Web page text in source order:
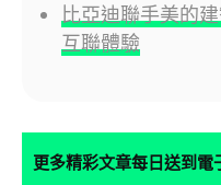
比亞迪聯手美的
互聯體驗
更多精彩文章每日送到電